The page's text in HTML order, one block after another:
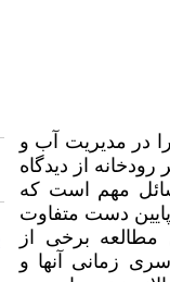
در مدیریت آب و
از دیدگاه
مهم است که
زمانی 60 روزه از سرشاخه‌ها تا پایین دست متفاوت
مطالعه برخی از
زمانی آنها و